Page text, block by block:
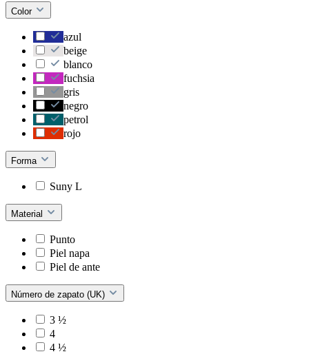
Color
azul
beige
blanco
fuchsia
gris
negro
petrol
rojo
Forma
Suny L
Material
Punto
Piel napa
Piel de ante
Número de zapato (UK)
3 ½
4
4 ½